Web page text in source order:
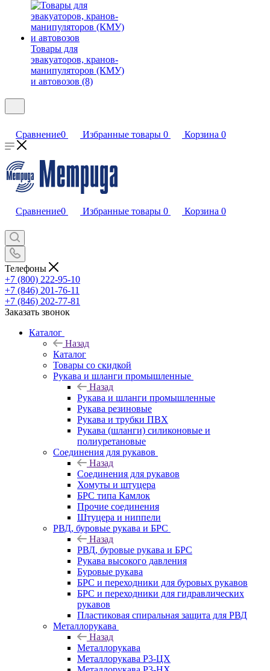
Товары для
эвакуаторов, кранов-
манипуляторов (КМУ)
и автовозов (8)
Сравнение0 Избранные товары 0 Корзина 0
Сравнение0 Избранные товары 0 Корзина 0
Телефоны
+7 (800) 222-95-10
+7 (846) 201-76-11
+7 (846) 202-77-81
Заказать звонок
Каталог
Назад
Каталог
Товары со скидкой
Рукава и шланги промышленные
Назад
Рукава и шланги промышленные
Рукава резиновые
Рукава и трубки ПВХ
Рукава (шланги) силиконовые и
полиуретановые
Соединения для рукавов
Назад
Соединения для рукавов
Хомуты и штуцера
БРС типа Камлок
Прочие соединения
Штуцера и ниппели
РВД, буровые рукава и БРС
Назад
РВД, буровые рукава и БРС
Рукава высокого давления
Буровые рукава
БРС и переходники для буровых рукавов
БРС и переходники для гидравлических
рукавов
Пластиковая спиральная защита для РВД
Металлорукава
Назад
Металлорукава
Металлорукава Р3-ЦХ